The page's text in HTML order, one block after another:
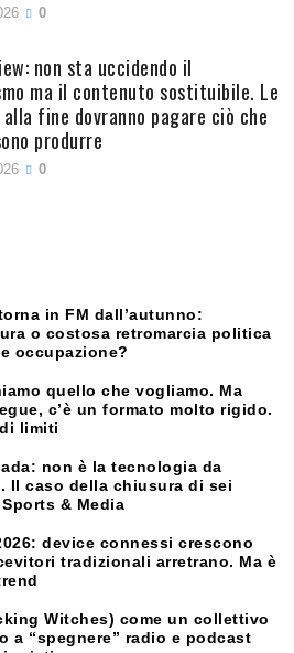
0
non sta uccidendo il
ma il contenuto sostituibile. Le
fine dovranno pagare ciò che
produrre
0
in FM dall’autunno:
o costosa retromarcia politica
occupazione?
quello che vogliamo. Ma
c’è un formato molto rigido.
limiti
non è la tecnologia da
Il caso della chiusura di sei
& Media
device connessi crescono
tradizionali arretrano. Ma è
Witches) come un collettivo
a “spegnere” radio e podcast